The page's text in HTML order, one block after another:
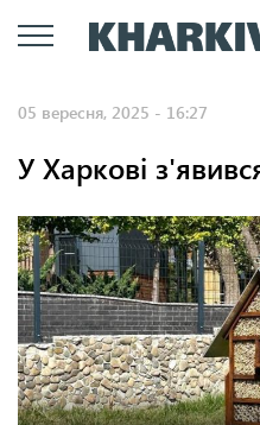
05 вересня, 2025 - 16:27
У Харкові